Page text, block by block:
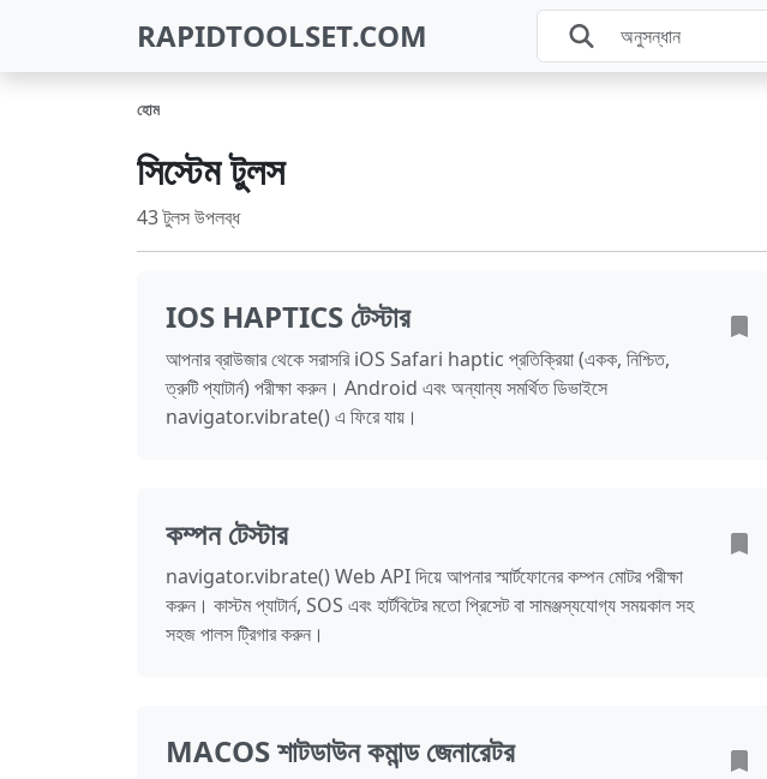
RAPIDTOOLSET.COM
হোম
সিস্টেম টুলস
43 টুলস উপলব্ধ
IOS HAPTICS টেস্টার
আপনার ব্রাউজার থেকে সরাসরি iOS Safari haptic প্রতিক্রিয়া (একক, নিশ্চিত,
ত্রুটি প্যাটার্ন) পরীক্ষা করুন। Android এবং অন্যান্য সমর্থিত ডিভাইসে
navigator.vibrate() এ ফিরে যায়।
কম্পন টেস্টার
navigator.vibrate() Web API দিয়ে আপনার স্মার্টফোনের কম্পন মোটর পরীক্ষা
করুন। কাস্টম প্যাটার্ন, SOS এবং হার্টবিটের মতো প্রিসেট বা সামঞ্জস্যযোগ্য সময়কাল সহ
সহজ পালস ট্রিগার করুন।
MACOS শাটডাউন কমান্ড জেনারেটর